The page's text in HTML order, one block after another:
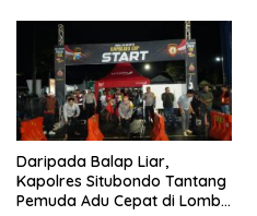
10 Tahun
Daripada Balap Liar,
Kapolres Situbondo Tantang
Pemuda Adu Cepat di Lomba